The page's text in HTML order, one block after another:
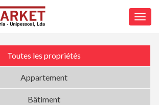
Toutes les propriétés
Appartement
Bâtiment